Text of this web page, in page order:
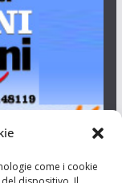
come i cookie